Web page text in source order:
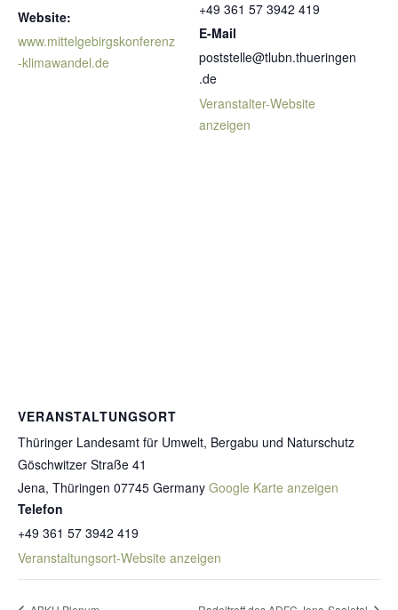
Website:
www.mittelgebirgskonferenz
-klimawandel.de
+49 361 57 3942 419
E-Mail
poststelle@tlubn.thueringen
.de
Veranstalter-Website
anzeigen
VERANSTALTUNGSORT
Thüringer Landesamt für Umwelt, Bergabu und Naturschutz
Göschwitzer Straße 41
Jena, Thüringen 07745 Germany Google Karte anzeigen
Telefon
+49 361 57 3942 419
Veranstaltungsort-Website anzeigen